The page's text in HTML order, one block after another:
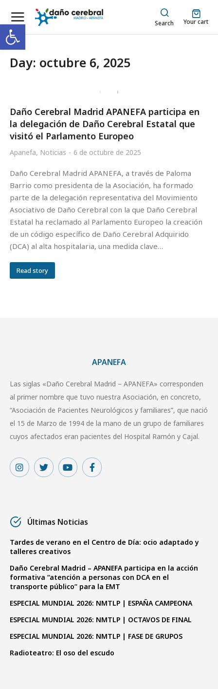
Abrir barra de herramientas Search Your cart
Day: octubre 6, 2025
Daño Cerebral Madrid APANEFA participa en
la delegación de Daño Cerebral Estatal que
visitó el Parlamento Europeo
Apanefa, Noticias 6 de octubre de 2025
Daño Cerebral Madrid APANEFA, a través de Paloma
Barrio como presidenta de la Asociación, ha formado
parte de la delegación representativa del Movimiento
Asociativo de Daño Cerebral con la que Daño Cerebral
Estatal ha reclamado al Parlamento Europeo la creación
de un código específico de Daño Cerebral Adquirido
(DCA) al alta hospitalaria, una medida clave…
Read story
APANEFA
Las siglas «Daño Cerebral Madrid – APANEFA» corresponden
al primer nombre que tuvo nuestra Asociación, en concreto,
“Asociación de Pacientes Neurológicos y familiares”, que nació
el 15 de Marzo de 1994 de la mano de un grupo de familiares
cuyos afectados eran pacientes del Hospital Ramón y Cajal.
Últimas Noticias
Tardes de verano en el Centro de Día: ocio adaptado y
talleres creativos
Daño Cerebral Madrid – APANEFA participa en la acción
formativa “atención a personas con DCA en el
transporte público” para la EMT
ESPECIAL MUNDIAL 2026: NMTLP | ESPAÑA CAMPEONA
ESPECIAL MUNDIAL 2026: NMTLP | OCTAVOS DE FINAL
ESPECIAL MUNDIAL 2026: NMTLP | FASE DE GRUPOS
Radioteatro: El oso del escudo